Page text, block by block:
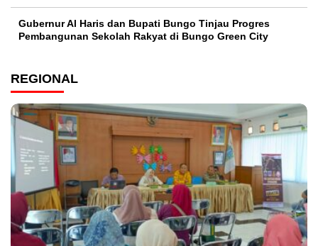
​Gubernur Al Haris dan Bupati Bungo Tinjau Progres
Pembangunan Sekolah Rakyat di Bungo Green City
REGIONAL